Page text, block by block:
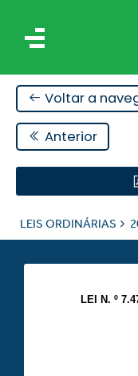
Voltar a
Anterior
LEIS ORDINÁRIAS
LEI N. º